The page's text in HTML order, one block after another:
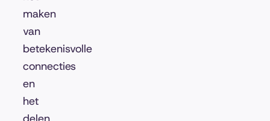
maken
van
betekenisvolle
connecties
en
het